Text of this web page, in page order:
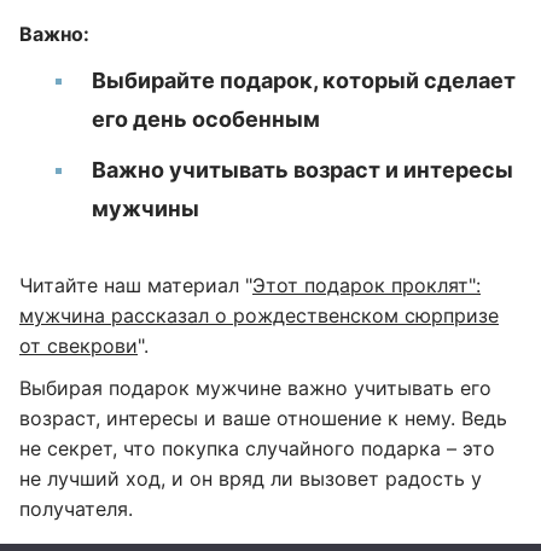
Важно:
Выбирайте подарок, который сделает
его день особенным
Важно учитывать возраст и интересы
мужчины
Читайте наш материал "Этот подарок проклят":
мужчина рассказал о рождественском сюрпризе
от свекрови".
Выбирая подарок мужчине важно учитывать его
возраст, интересы и ваше отношение к нему. Ведь
не секрет, что покупка случайного подарка – это
не лучший ход, и он вряд ли вызовет радость у
получателя.